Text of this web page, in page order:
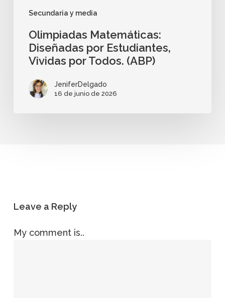
Secundaria y media
Olimpiadas Matemáticas:
Diseñadas por Estudiantes,
Vividas por Todos. (ABP)
JeniferDelgado
16 de junio de 2026
Leave a Reply
My comment is..